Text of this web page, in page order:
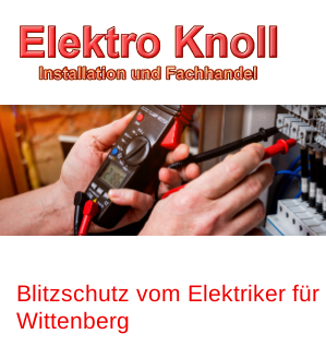
Blitzschutz vom Elektriker
Wittenberg